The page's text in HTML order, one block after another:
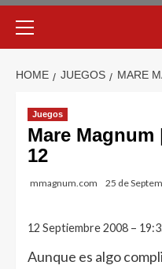
Menu
HOME JUEGOS MARE
Juegos
Mare Magnum
12
mmagnum.com 25 de
12 Septiembre 2008 –
Aunque es algo